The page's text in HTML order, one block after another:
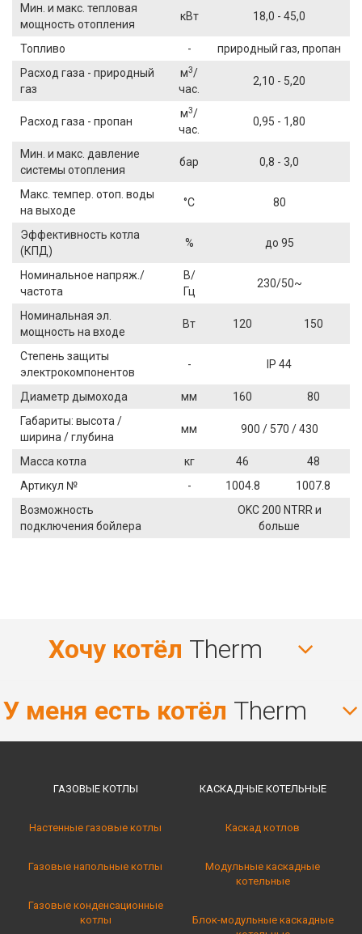
Мин. и макс. тепловая
мощность отопления
кВт 18,0 - 45,0
Топливо -
природный газ, пропан
Расход газа - природный
газ
м3/
час.
2,10 - 5,20
Расход газа - пропан
м3/
час.
0,95 - 1,80
Мин. и макс. давление
системы отопления
бар 0,8 - 3,0
Макс. темпер. отоп. воды
на выходе
°C 80
Эффективность котла
(КПД)
% до 95
Номинальное напряж./
частота
В/
Гц
230/50~
Номинальная эл.
мощность на входе
Вт 120 150
Степень защиты
электрокомпонентов
- IP 44
Диаметр дымохода мм 160
80
Габариты: высота /
ширина / глубина
мм 900 / 570 / 430
Масса котла кг 46
48
Артикул №
- 1004.8
1007.8
Возможность
подключения бойлера
OKC 200 NTRR и
больше
Хочу котёл Therm
У меня есть котёл Therm
ГАЗОВЫЕ КОТЛЫ
Настенные газовые котлы
Газовые напольные котлы
Газовые конденсационные
котлы
КАСКАДНЫЕ КОТЕЛЬНЫE
Каскад котлов
Модульные каскадные
котельные
Блок-модульные каскадные